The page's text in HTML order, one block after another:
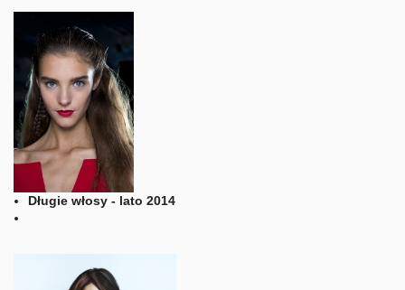
Długie włosy - lato 2014